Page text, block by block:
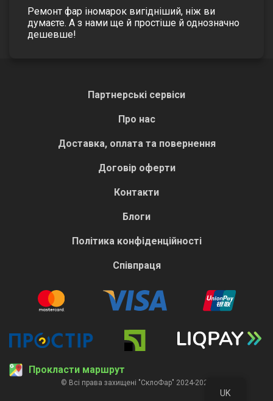
UK
Ремонт фар іномарок вигідніший, ніж ви
думаєте. А з нами ще й простіше й однозначно
дешевше!
Партнерські сервіси
Про нас
Доставка, оплата та повернення
Договір оферти
Контакти
Блоги
Політика конфіденційності
Співпраця
Прокласти маршрут
© Всі права захищені "СклоФар" 2024-2026